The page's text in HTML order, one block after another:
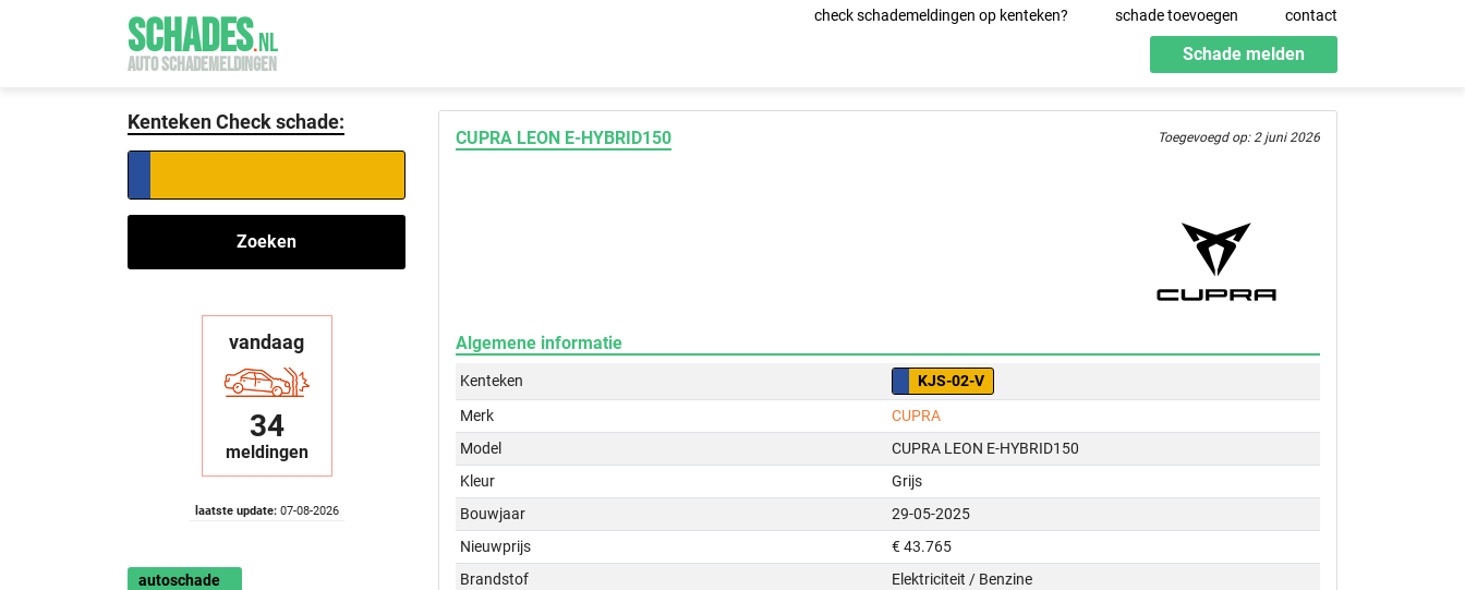
SCHADES.NL
AUTO SCHADEMELDINGEN
check schademeldingen op kenteken? schade toevoegen contact
Schade melden
Kenteken Check schade:
Zoeken
vandaag
34
meldingen
laatste update:07-08-2026
autoschade
CUPRA LEON E-HYBRID150 Toegevoegd op: 2 juni 2026
Algemene informatie
Kenteken
KJS-02-V
Merk
CUPRA
Model
CUPRA LEON E-HYBRID150
Kleur
Grijs
Bouwjaar
29-05-2025
Nieuwprijs
€ 43.765
Brandstof
Elektriciteit / Benzine